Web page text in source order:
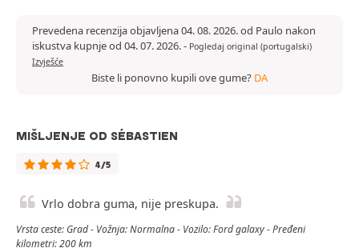
Prevedena recenzija objavljena 04. 08. 2026. od Paulo nakon
iskustva kupnje od 04. 07. 2026.- Pogledaj original (portugalski)
Izvješće
Biste li ponovno kupili ove gume? DA
MIŠLJENJE OD SÉBASTIEN
4/5
Vrlo dobra guma, nije preskupa.
Vrsta ceste: Grad - Vožnja: Normalna - Vozilo: Ford galaxy - Pređeni
kilometri: 200 km